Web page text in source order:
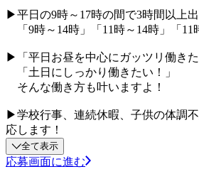
▶平日の9時～17時の間で3時間以上
「9時～14時」「11時～14時」「
▶「平日お昼を中心にガッツリ働きた
「土日にしっかり働きたい！」
そんな働き方も叶いますよ！
▶学校行事、連続休暇、子供の体調
応します！
全て表示
応募画面に進む